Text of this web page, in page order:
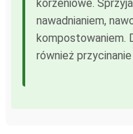
korzeniowe.
nawadnianiem,
kompostowaniem.
również